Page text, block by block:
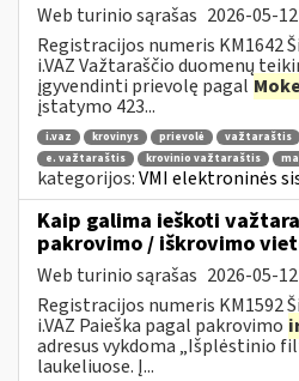
Web turinio sąrašas 2026-05-12
Registracijos numeris KM1642
i.VAZ Važtaraščio duomenų
įgyvendinti prievolę pagal
įstatymo 423...
i.vaz krovinys prievolė važtaraštis
e. važtaraštis
krovinio važtaraštis
kategorijos:VMI elektroninės
Kaip galima ieškoti
pakrovimo / iškrovimo
Web turinio sąrašas 2026-05-12
Registracijos numeris KM1592
i.VAZ Paieška pagal pakrovimo
adresus vykdoma „Išplėstinio
laukeliuose. Į...